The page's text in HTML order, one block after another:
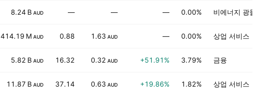
8.24 B AUD — — — 0.00% 비에너지 광물
414.19 M AUD 0.88 1.63 AUD — 0.00% 상업 서비스
5.82 B AUD 16.32 0.32 AUD +51.91% 3.79% 금융
11.87 B AUD 37.14 0.63 AUD +19.86% 1.82% 상업 서비스